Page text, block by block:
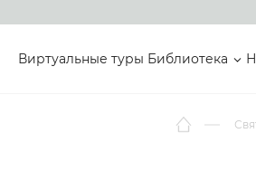
Виртуальные туры Библиотека